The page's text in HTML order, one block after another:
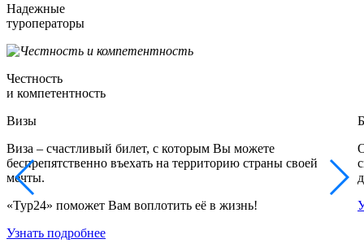
Надежные
туроператоры
Честность
и компетентность
Визы
Виза – счастливый билет, с которым Вы можете
беспрепятственно въехать на территорию страны своей
мечты.
«Тур24» поможет Вам воплотить её в жизнь!
Узнать подробнее